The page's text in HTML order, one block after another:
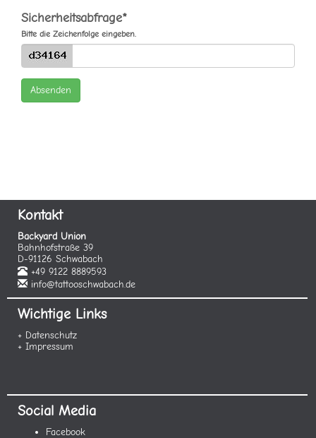
Sicherheitsabfrage*
Bitte die Zeichenfolge eingeben.
Absenden
Kontakt
Backyard Union
Bahnhofstraße 39
D-91126 Schwabach
+49 9122 8889593
info@tattooschwabach.de
Wichtige Links
+ Datenschutz
+ Impressum
Social Media
Facebook